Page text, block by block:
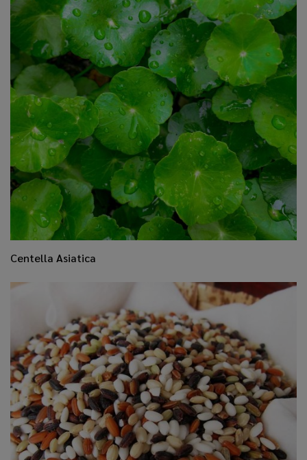
​Centella Asiatica